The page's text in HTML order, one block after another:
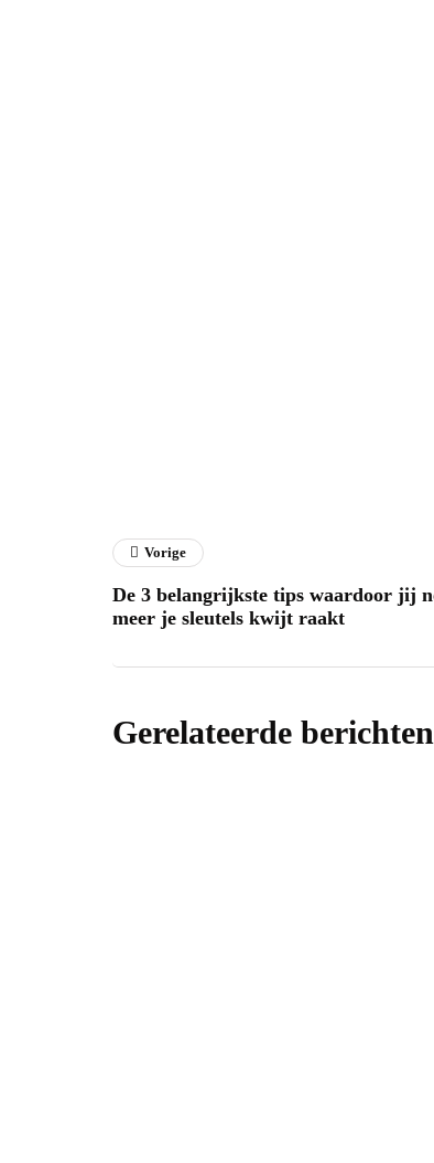
Vorige
De 3 belangrijkste tips waardoor jij
meer je sleutels kwijt raakt
Gerelateerde berichten